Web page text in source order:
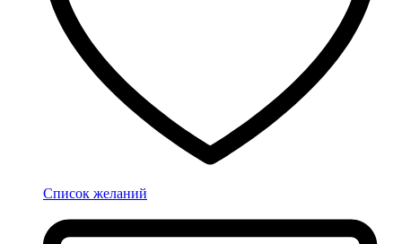
Список желаний